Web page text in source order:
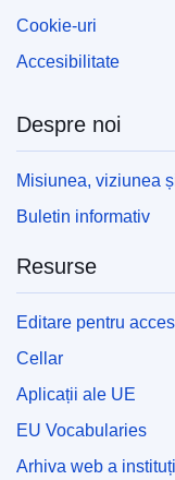
Cookie-uri
Accesibilitate
Despre noi
Misiunea, viziunea
Buletin informativ
Resurse
Editare pentru
Cellar
Aplicații ale UE
EU Vocabularies
Arhiva web a